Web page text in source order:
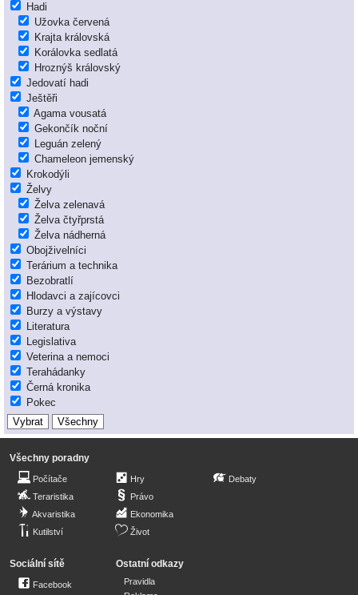
Hadi
Užovka červená
Krajta královská
Korálovka sedlatá
Hroznýš královský
Jedovatí hadi
Ještěři
Agama vousatá
Gekončík noční
Leguán zelený
Chameleon jemenský
Krokodýli
Želvy
Želva zelenavá
Želva čtyřprstá
Želva nádherná
Obojživelníci
Terárium a technika
Bezobratlí
Hlodavci a zajícovci
Burzy a výstavy
Literatura
Legislativa
Veterina a nemoci
Terahádanky
Černá kronika
Pokec
Všechny poradny
Počítače
Teraristika
Akvaristika
Kutilství
Hry
Právo
Ekonomika
Život
Debaty
Sociální sítě
Facebook
Ostatní odkazy
Pravidla